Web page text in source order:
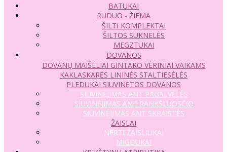
BATUKAI
RUDUO - ŽIEMA
ŠILTI KOMPLEKTAI
ŠILTOS SUKNELĖS
MEGZTUKAI
DOVANOS
DOVANŲ MAIŠELIAI GINTARO VĖRINIAI VAIKAMS
KAKLASKARĖS LININĖS STALTIESĖLĖS
PLEDUKAI SIUVINĖTOS DOVANOS
SIUVINĖJIMAS ANT PAGALVĖLĖS
SIUVINĖJIMAS ANT RANKŠLUOSČIO
SIUVINĖJIMAS ANT SKRAISTĖS
ŽAISLAI
NERTI ŽAISLIUKAI
MIGDUKAI